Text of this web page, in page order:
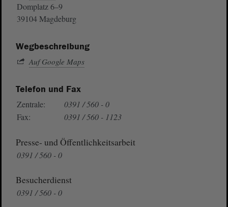
Domplatz 6–9
39104 Magdeburg
Wegbeschreibung
Auf Google Maps
Telefon und Fax
Zentrale:
0391 / 560 - 0
Fax:
0391 / 560 - 1123
Presse- und Öffentlichkeitsarbeit
0391 / 560 - 0
Besucherdienst
0391 / 560 - 0